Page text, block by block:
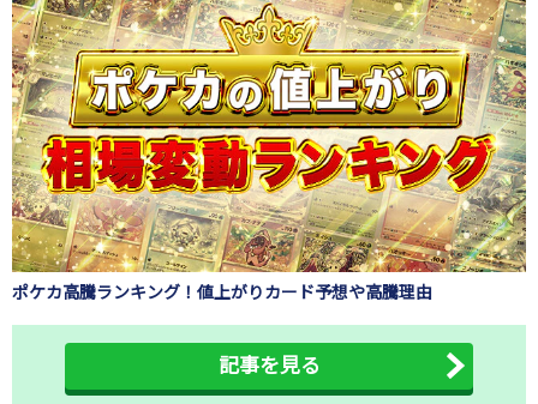
ポケカ高騰ランキング！値上がりカード予想や高騰理由
記事を見る